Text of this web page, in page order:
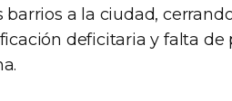
barrios a la ciudad,
deficitaria y falta